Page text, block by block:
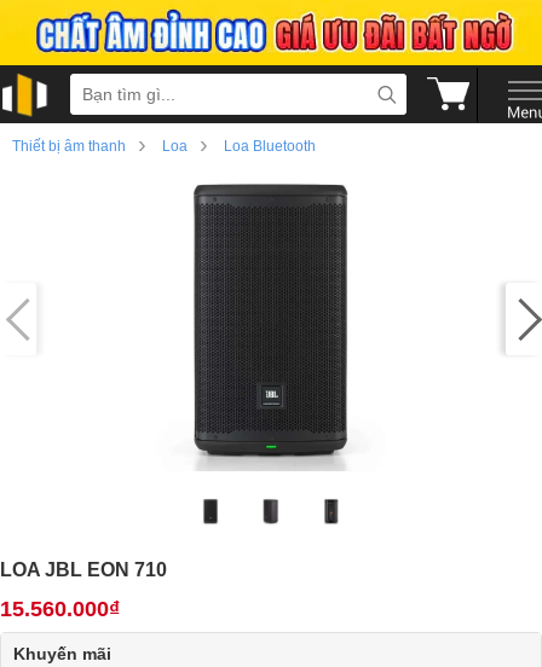
Thiết bị âm thanh › Loa › Loa Bluetooth
LOA JBL EON 710
15.560.000₫
Khuyến mãi